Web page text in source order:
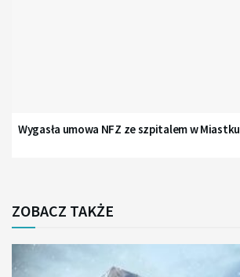
Wygasła umowa NFZ ze szpitalem w Miastku
ZOBACZ TAKŻE